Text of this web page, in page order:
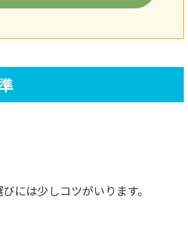
には少しコツがいります。